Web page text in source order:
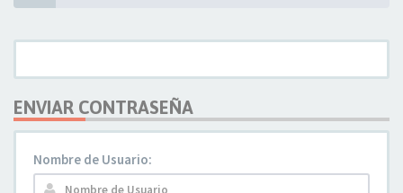
ENVIAR CONTRASEÑA
Nombre de Usuario: